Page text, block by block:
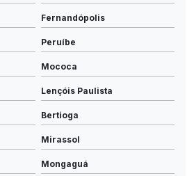
Fernandópolis
Peruíbe
Mococa
Lençóis Paulista
Bertioga
Mirassol
Mongaguá